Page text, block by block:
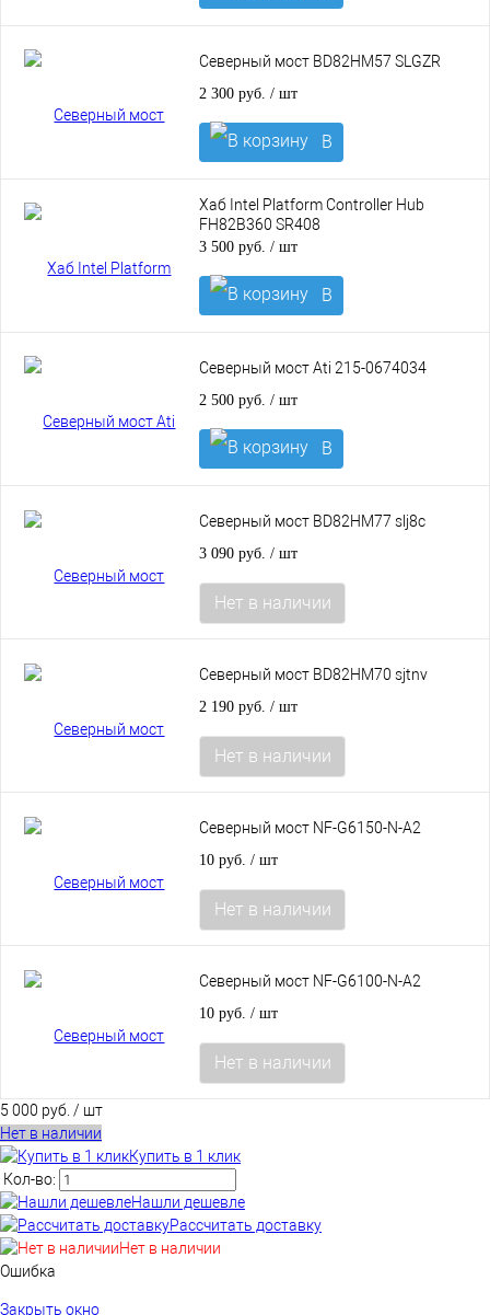
корзину
Северный мост BD82HM57 SLGZR
2 300 руб. / шт
В
корзину
Хаб Intel Platform Controller Hub
FH82B360 SR408
3 500 руб. / шт
В
корзину
Северный мост Ati 215-0674034
2 500 руб. / шт
В
корзину
Северный мост BD82HM77 slj8c
3 090 руб. / шт
Нет в наличии
Северный мост BD82HM70 sjtnv
2 190 руб. / шт
Нет в наличии
Северный мост NF-G6150-N-A2
10 руб. / шт
Нет в наличии
Северный мост NF-G6100-N-A2
10 руб. / шт
Нет в наличии
5 000 руб. / шт
Нет в наличии
Купить в 1 клик
Кол-во:
Нашли дешевле
Рассчитать доставку
Нет в наличии
Ошибка
Закрыть окно